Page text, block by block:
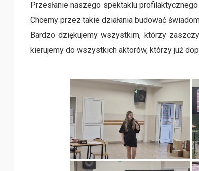
Przesłanie naszego spektaklu
Chcemy przez takie działania budować
Bardzo dziękujemy wszystkim, którzy
kierujemy do wszystkich aktorów, którzy już